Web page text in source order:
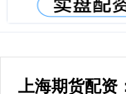
上海期货配资